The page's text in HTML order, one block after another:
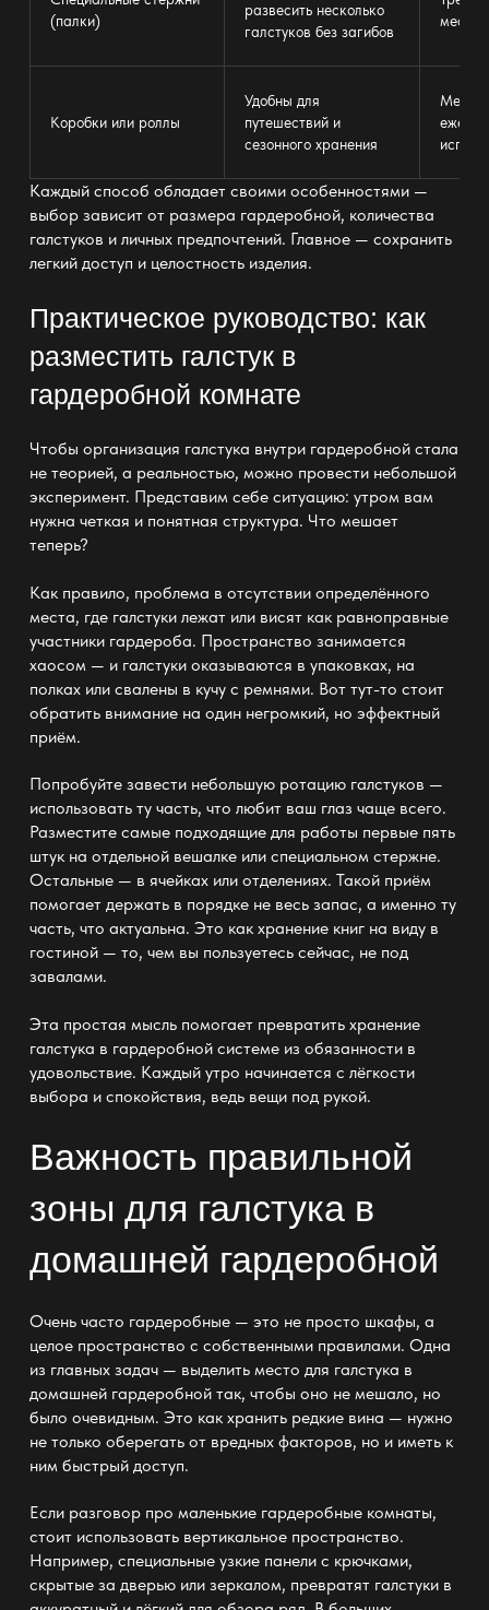
(палки)
развесить несколько
галстуков без загибов
места
Коробки или роллы
Удобны для
путешествий и
сезонного хранения
Менее
Каждый способ обладает своими особенностями —
выбор зависит от размера гардеробной, количества
галстуков и личных предпочтений. Главное — сохранить
легкий доступ и целостность изделия.
Практическое руководство: как
разместить галстук в
гардеробной комнате
Чтобы организация галстука внутри гардеробнойстала
не теорией, а реальностью, можно провести небольшой
эксперимент. Представим себе ситуацию: утром вам
нужна четкая и понятная структура. Что мешает
теперь?
Как правило, проблема в отсутствии определённого
места, где галстуки лежат или висят как равноправные
участники гардероба. Пространство занимается
хаосом — и галстуки оказываются в упаковках, на
полкахили свалены в кучу с ремнями. Вот тут-то стоит
обратить внимание на один негромкий, но эффектный
приём.
Попробуйте завести небольшую ротацию галстуков —
использовать ту часть, что любит ваш глаз чаще всего.
Разместите самые подходящие для работы первые пять
штук на отдельной вешалкеили специальном стержне.
Остальные — в ячейках или отделениях. Такой приём
помогает держать в порядке не весь запас, а именно ту
часть, что актуальна. Это какхранение книгна виду в
гостиной — то, чем вы пользуетесь сейчас, не под
завалами.
Эта простая мысль помогает превратить хранение
галстука в гардеробной системеиз обязанности в
удовольствие. Каждый утро начинается с лёгкости
выбора и спокойствия, ведь вещи под рукой.
Важность правильной
зоны для галстука в
домашней гардеробной
Очень часто гардеробные — это не просто шкафы, а
целое пространство с собственными правилами. Одна
из главных задач — выделить место для галстука в
домашней гардеробнойтак, чтобы оно не мешало, но
было очевидным. Это как хранить редкие вина — нужно
не только оберегать от вредных факторов, но и иметь к
ним быстрый доступ.
Если разговор про маленькие гардеробные комнаты,
стоит использовать вертикальное пространство.
Например, специальные узкие панели с крючками,
скрытые за дверью или зеркалом, превратят галстуки в